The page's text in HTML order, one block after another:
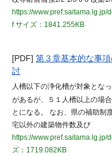
https://
fサイズ：1841.255KB
[PDF] 第３章基本的な事
討
人槽以下の浄化槽が対象とな
があるが、５１人槽以上の場
とになる。 なお、県の補助制
宅以外の建築物件数及び
https://
ズ：1719.082KB